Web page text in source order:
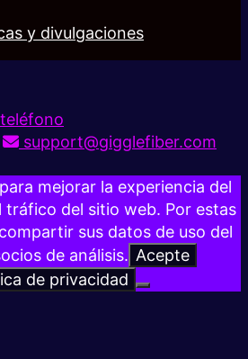
y divulgaciones
support@gigglefiber.com
mejorar la experiencia del
tráfico del sitio web. Por estas
sus datos de uso del
de análisis. Acepte
de privacidad